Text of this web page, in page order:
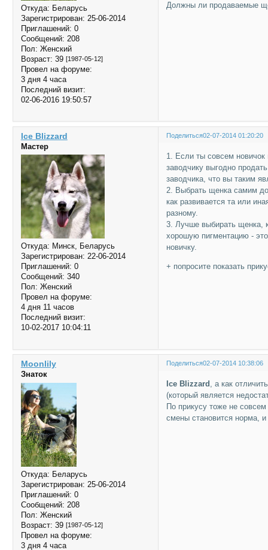
Откуда: Беларусь
Зарегистрирован: 25-06-2014
Приглашений: 0
Сообщений: 208
Пол: Женский
Возраст: 39 [1987-05-12]
Провел на форуме:
3 дня 4 часа
Последний визит:
02-06-2016 19:50:57
Должны ли продаваемые
Поделиться02-07-2014 01:20:20
Ice Blizzard
Мастер
Откуда: Минск, Беларусь
Зарегистрирован: 22-06-2014
Приглашений: 0
Сообщений: 340
Пол: Женский
Провел на форуме:
4 дня 11 часов
Последний визит:
10-02-2017 10:04:11
1. Если ты совсем новичок
заводчику выгодно
заводчика, что вы таким
2. Выбрать щенка самим
как развивается та или
разному.
3. Лучше выбирать щенка,
хорошую пигментацию -
новичку.
+ попросите показать
Поделиться02-07-2014 10:38:06
Moonlily
Знаток
Откуда: Беларусь
Зарегистрирован: 25-06-2014
Приглашений: 0
Сообщений: 208
Пол: Женский
Возраст: 39 [1987-05-12]
Провел на форуме:
3 дня 4 часа
Ice Blizzard , а как
(который является
По прикусу тоже не
смены становится норма,